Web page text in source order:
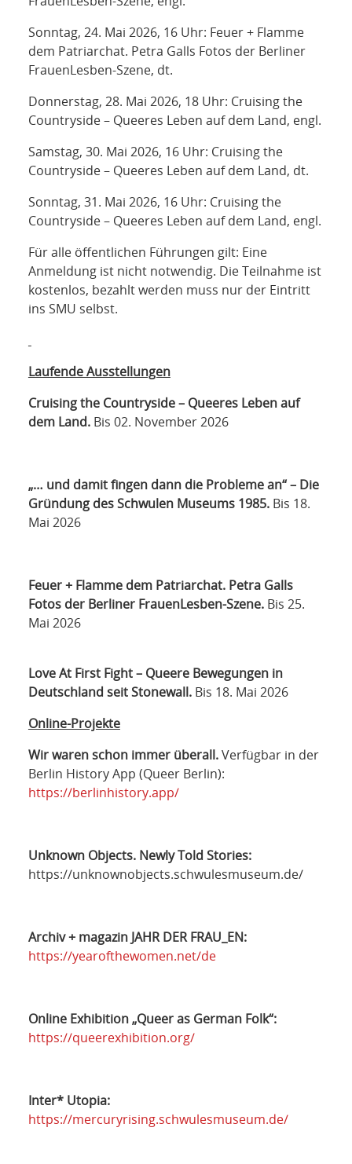
Sonntag, 24. Mai 2026, 16 Uhr: Feuer + Flamme
dem Patriarchat. Petra Galls Fotos der Berliner
FrauenLesben-Szene, dt.
Donnerstag, 28. Mai 2026, 18 Uhr: Cruising the
Countryside – Queeres Leben auf dem Land, engl.
Samstag, 30. Mai 2026, 16 Uhr: Cruising the
Countryside – Queeres Leben auf dem Land, dt.
Sonntag, 31. Mai 2026, 16 Uhr: Cruising the
Countryside – Queeres Leben auf dem Land, engl.
Für alle öffentlichen Führungen gilt: Eine
Anmeldung ist nicht notwendig. Die Teilnahme ist
kostenlos, bezahlt werden muss nur der Eintritt
ins SMU selbst.
Laufende Ausstellungen
Cruising the Countryside – Queeres Leben auf
dem Land. Bis 02. November 2026
„… und damit fingen dann die Probleme an“ – Die
Gründung des Schwulen Museums 1985. Bis 18.
Mai 2026
Feuer + Flamme dem Patriarchat. Petra Galls
Fotos der Berliner FrauenLesben-Szene. Bis 25.
Mai 2026
Love At First Fight – Queere Bewegungen in
Deutschland seit Stonewall. Bis 18. Mai 2026
Online-Projekte
Wir waren schon immer überall.Verfügbar in der
Berlin History App (Queer Berlin):
https://berlinhistory.app/
Unknown Objects. Newly Told Stories:
https://unknownobjects.schwulesmuseum.de/
Archiv + magazin JAHR DER FRAU_EN:
https://yearofthewomen.net/de
Online Exhibition „Queer as German Folk“:
https://queerexhibition.org/
Inter* Utopia:
https://mercuryrising.schwulesmuseum.de/